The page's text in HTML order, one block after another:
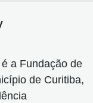
a Fundação de
de Curitiba,